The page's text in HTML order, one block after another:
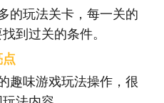
的玩法关卡，每一关的
到过关的条件。
趣味游戏玩法操作，很